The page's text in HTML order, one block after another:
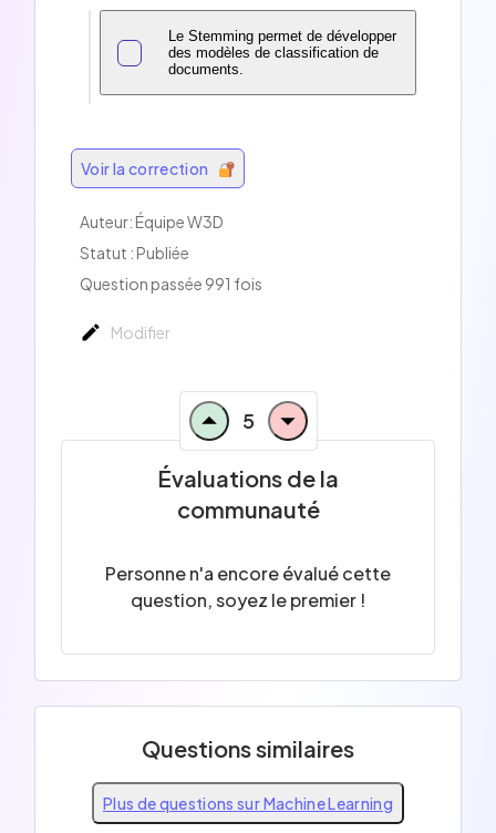
Le Stemming permet de développer
des modèles de classification de
documents.
Voir la correction
Auteur: Équipe W3D
Statut : Publiée
Question passée 991 fois
Modifier
5
Évaluations de la
communauté
Personne n'a encore évalué cette
question, soyez le premier !
Questions similaires
Plus de questions sur Machine Learning